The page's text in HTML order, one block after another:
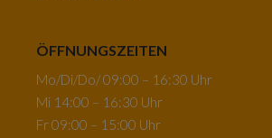
ÖFFNUNGSZEITEN
Mo/Di/Do/ 09:00 – 16:30 Uhr
Mi 14:00 – 16:30 Uhr
Fr 09:00 – 15:00 Uhr